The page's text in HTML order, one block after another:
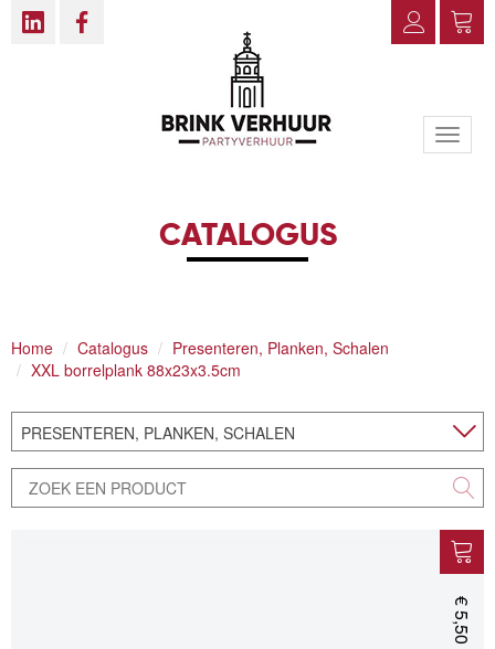
Toggle
CATALOGUS
Home Catalogus
Presenteren, Planken, Schalen
XXL borrelplank 88x23x3.5cm
PRESENTEREN, PLANKEN, SCHALEN
€ 5,50